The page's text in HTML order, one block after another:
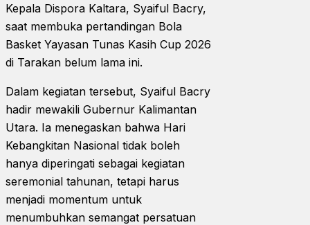
Kepala Dispora Kaltara, Syaiful Bacry,
saat membuka pertandingan Bola
Basket Yayasan Tunas Kasih Cup 2026
di Tarakan belum lama ini.
Dalam kegiatan tersebut, Syaiful Bacry
hadir mewakili Gubernur Kalimantan
Utara. Ia menegaskan bahwa Hari
Kebangkitan Nasional tidak boleh
hanya diperingati sebagai kegiatan
seremonial tahunan, tetapi harus
menjadi momentum untuk
menumbuhkan semangat persatuan